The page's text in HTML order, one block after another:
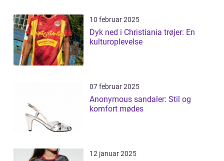
10 februar 2025
Dyk ned i Christiania trøjer: En
kulturoplevelse
07 februar 2025
Anonymous sandaler: Stil og
komfort mødes
12 januar 2025